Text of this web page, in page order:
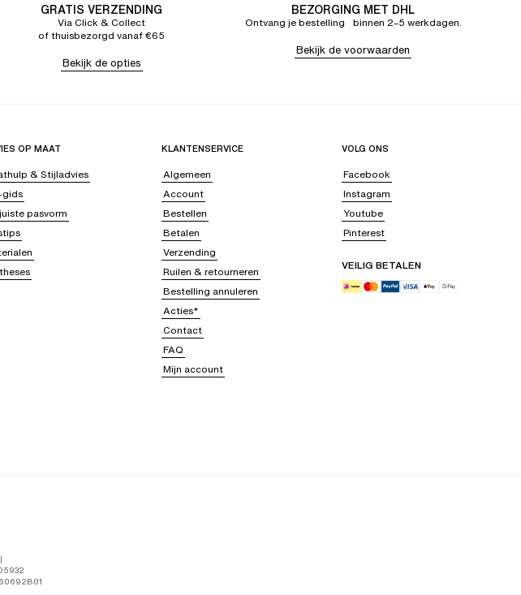
GRATIS VERZENDING
Via Click & Collect
of thuisbezorgd vanaf €65
Bekijk de opties
BEZORGING MET DHL
Ontvang je bestelling binnen 2–5 werkdagen.
Bekijk de voorwaarden
OP MAAT
& Stijladvies
gids
pasvorm
KLANTENSERVICE
Algemeen
Account
Bestellen
Betalen
Verzending
Ruilen & retourneren
Bestelling annuleren
Acties*
Contact
FAQ
Mijn account
VOLG ONS
Facebook
Instagram
Youtube
Pinterest
VEILIG BETALEN